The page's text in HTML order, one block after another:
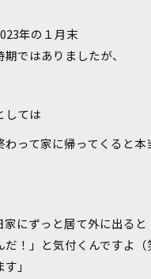
年の１月末
ではありましたが、
しては
わって家に帰ってくると
家にずっと居て外に出る
だ！」と気付くんですよ
」